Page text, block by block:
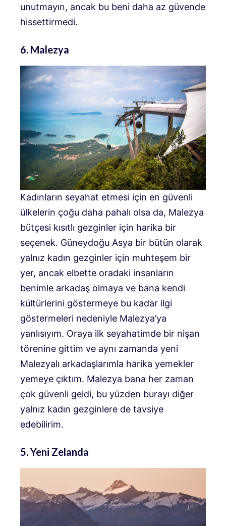
unutmayın, ancak bu beni daha az güvende
hissettirmedi.
6. Malezya
Kadınların seyahat etmesi için en güvenli
ülkelerin çoğu daha pahalı olsa da, Malezya
bütçesi kısıtlı gezginler için harika bir
seçenek. Güneydoğu Asya bir bütün olarak
yalnız kadın gezginler için muhteşem bir
yer, ancak elbette oradaki insanların
benimle arkadaş olmaya ve bana kendi
kültürlerini göstermeye bu kadar ilgi
göstermeleri nedeniyle Malezya’ya
yanlısıyım. Oraya ilk seyahatimde bir nişan
törenine gittim ve aynı zamanda yeni
Malezyalı arkadaşlarımla harika yemekler
yemeye çıktım. Malezya bana her zaman
çok güvenli geldi, bu yüzden burayı diğer
yalnız kadın gezginlere de tavsiye
edebilirim.
5. Yeni Zelanda